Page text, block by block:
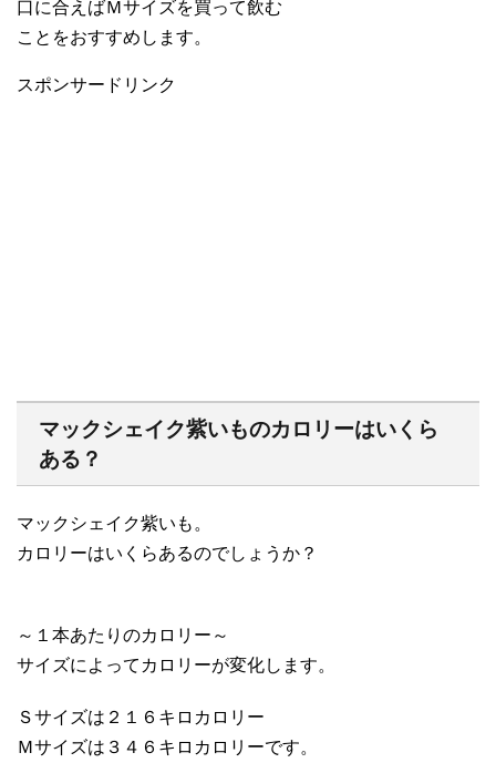
口に合えばＭサイズを買って飲む
ことをおすすめします。
スポンサードリンク
マックシェイク紫いものカロリーはいくら
ある？
マックシェイク紫いも。
カロリーはいくらあるのでしょうか？
～１本あたりのカロリー～
サイズによってカロリーが変化します。
Ｓサイズは２１６キロカロリー
Ｍサイズは３４６キロカロリーです。